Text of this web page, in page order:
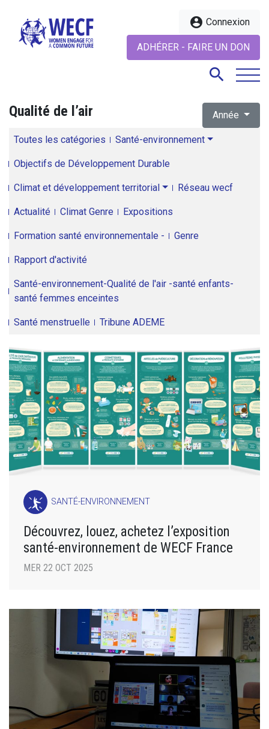
account_circle Connexion
ADHÉRER - FAIRE UN DON
search
Qualité de l’air Année
Toutes les catégories Santé-environnement
Objectifs de Développement Durable
Climat et développement territorial Réseau wecf
Actualité Climat Genre Expositions
Formation santé environnementale - Genre
Rapport d'activité
Santé-environnement-Qualité de l'air -santé enfants-
santé femmes enceintes
Santé menstruelle Tribune ADEME
SANTÉ-ENVIRONNEMENT
Découvrez, louez, achetez l’exposition
santé-environnement de WECF France
MER 22 OCT 2025